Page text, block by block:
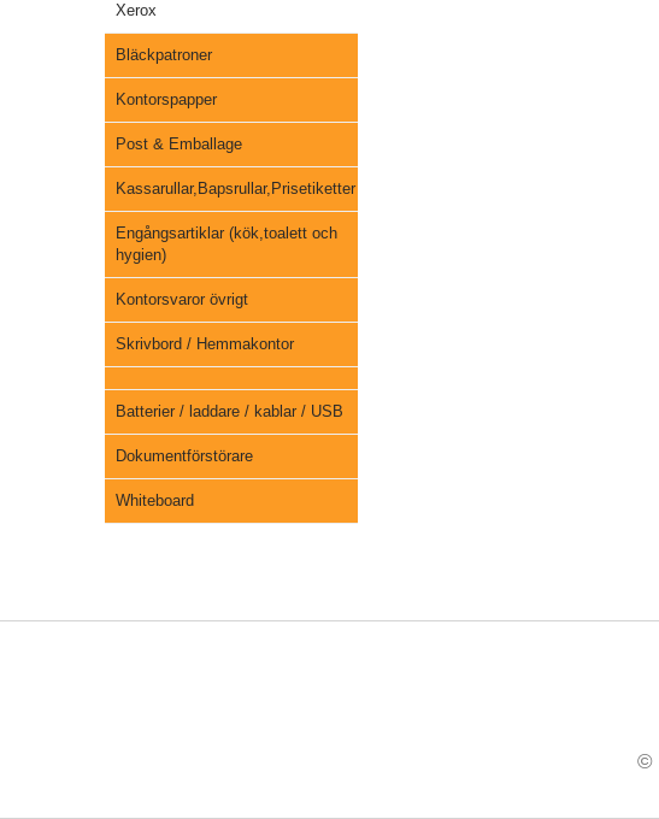
Xerox
Bläckpatroner
Kontorspapper
Post & Emballage
Kassarullar,Bapsrullar,Prisetiketter
Engångsartiklar (kök,toalett och
hygien)
Kontorsvaror övrigt
Skrivbord / Hemmakontor
Batterier / laddare / kablar / USB
Dokumentförstörare
Whiteboard
©